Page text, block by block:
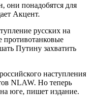
они понадобятся для
Акцент.
русских на
противотанковые
Путину захватить
наступления
NLAW. Но теперь
юге, пишет издание.